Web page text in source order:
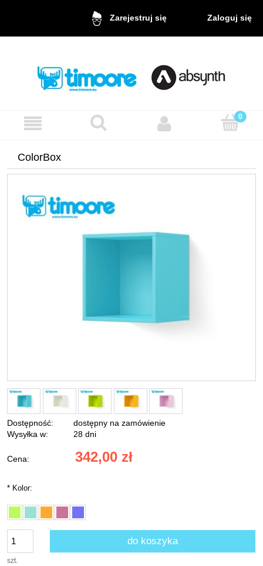
Zarejestruj się Zaloguj się
ColorBox
Dostępność:
dostępny na zamówienie
Wysyłka w:
28 dni
Cena: 342,00 zł
* Kolor:
szt.
do koszyka